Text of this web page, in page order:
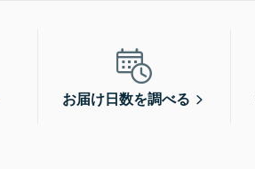
お届け日数を調べる